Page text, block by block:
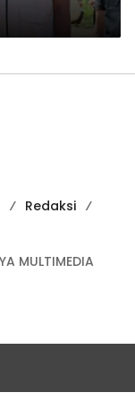
Redaksi
MULTIMEDIA